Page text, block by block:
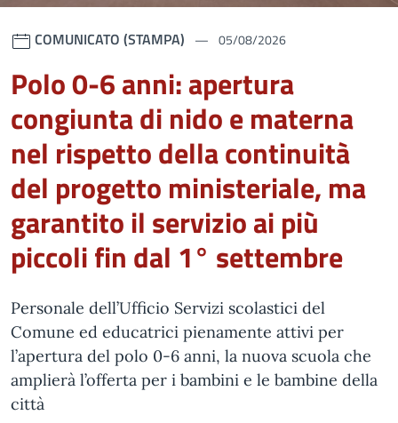
COMUNICATO (STAMPA) 05/08/2026
Polo 0-6 anni: apertura
congiunta di nido e materna
nel rispetto della continuità
del progetto ministeriale, ma
garantito il servizio ai più
piccoli fin dal 1° settembre
Personale dell’Ufficio Servizi scolastici del
Comune ed educatrici pienamente attivi per
l’apertura del polo 0-6 anni, la nuova scuola che
amplierà l’offerta per i bambini e le bambine della
città